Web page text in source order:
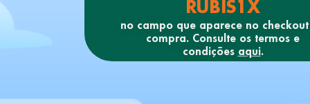
RUBIS1X
no campo que aparece no
compra. Consulte os termos e
condições aqui.